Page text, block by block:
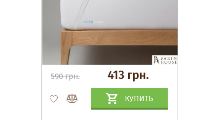
590 грн. 413 грн.
КУПИТЬ